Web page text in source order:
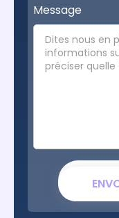
Message